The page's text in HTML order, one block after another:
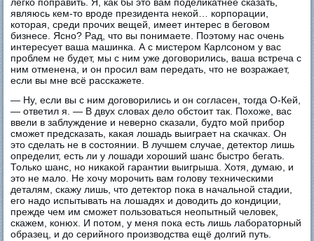
являюсь кем-то вроде президента некой… корпорации,
которая, среди прочих вещей, имеет интерес в беговом
бизнесе. Ясно? Рад, что вы понимаете. Поэтому нас очень
интересует ваша машинка. А с мистером Карлсоном у вас
проблем не будет, мы с ним уже договорились, ваша встреча с
ним отменена, и он просил вам передать, что не возражает,
если вы мне всё расскажете.
— Ну, если вы с ним договорились и он согласен, тогда O-Кей,
— ответил я. — В двух словах дело обстоит так. Похоже, вас
ввели в заблуждение и неверно сказали, будто мой прибор
сможет предсказать, какая лошадь выиграет на скачках. Он
это сделать не в состоянии. В лучшем случае, детектор лишь
определит, есть ли у лошади хороший шанс быстро бегать.
Только шанс, но никакой гарантии выигрыша. Хотя, думаю, и
это не мало. Не хочу морочить вам голову техническими
деталям, скажу лишь, что детектор пока в начальной стадии,
его надо испытывать на лошадях и доводить до кондиции,
прежде чем им сможет пользоваться неопытный человек,
скажем, конюх. И потом, у меня пока есть лишь лабораторный
образец, и до серийного производства ещё долгий путь.